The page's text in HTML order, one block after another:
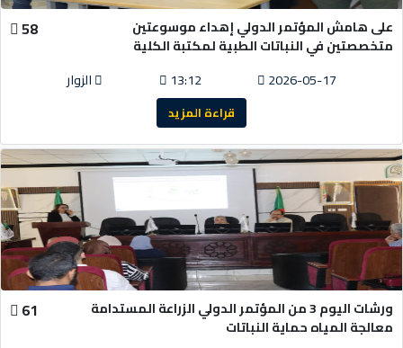
على هامش المؤتمر الدولي إهداء موسوعتين
متخصصتين في النباتات الطبية لمكتبة الكلية
58
2026-05-17
13:12 الزوار
قراءة المزيد
ورشات اليوم 3 من المؤتمر الدولي الزراعة المستدامة
معالجة المياه حماية النباتات
61